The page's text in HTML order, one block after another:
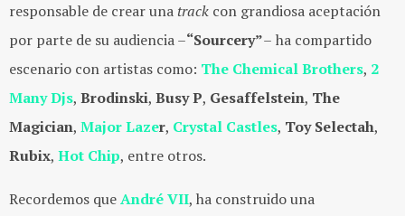
responsable de crear una track con grandiosa aceptación
por parte de su audiencia –“Sourcery”– ha compartido
escenario con artistas como: The Chemical Brothers, 2
Many Djs, Brodinski, Busy P, Gesaffelstein, The
Magician, Major Lazer, Crystal Castles, Toy Selectah,
Rubix, Hot Chip, entre otros.
Recordemos queAndré VII, ha construido una